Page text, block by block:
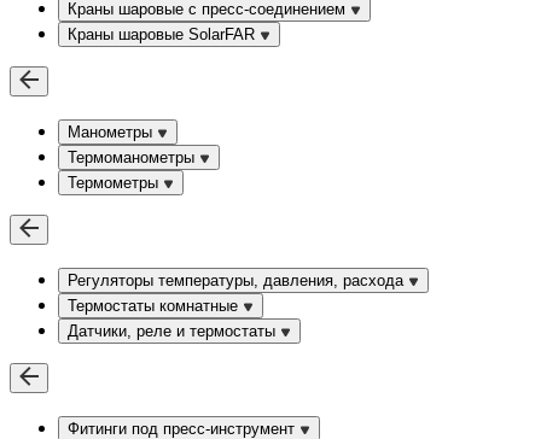
Краны шаровые c пресс-соединением
Краны шаровые SolarFAR
Манометры
Термоманометры
Термометры
Регуляторы температуры, давления, расхода
Термостаты комнатные
Датчики, реле и термостаты
Фитинги под пресс-инструмент